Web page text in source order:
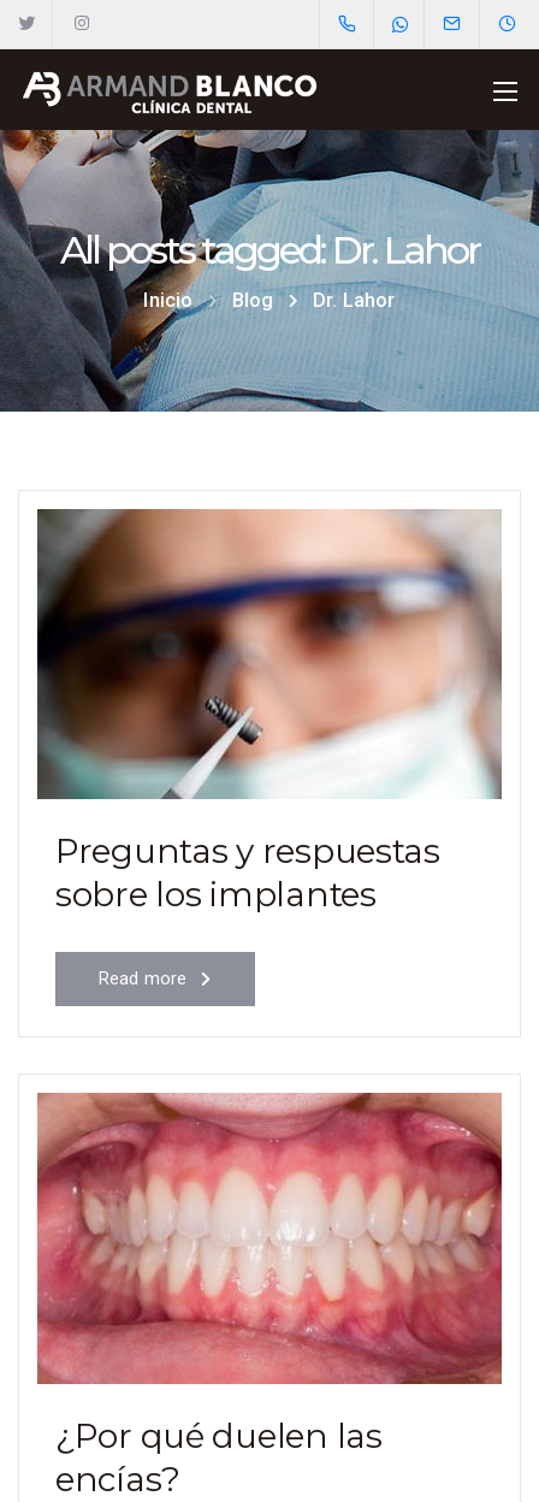
All posts tagged: Dr. Lahor
Inicio Blog Dr. Lahor
Preguntas y respuestas
sobre los implantes
Read more
¿Por qué duelen las
encías?